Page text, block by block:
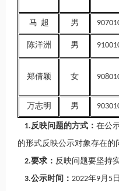
马 超 男
陈洋洲 男
郑倩颖 女
万志明 男
1.反映问题的方式： 在公
的形式反映公示对象存在的
2.要求： 反映问题要坚持
3.公示时间： 2022年9月5